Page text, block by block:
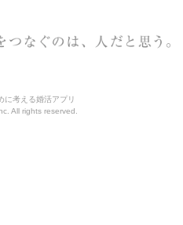
に考える婚活アプリ
All rights reserved.